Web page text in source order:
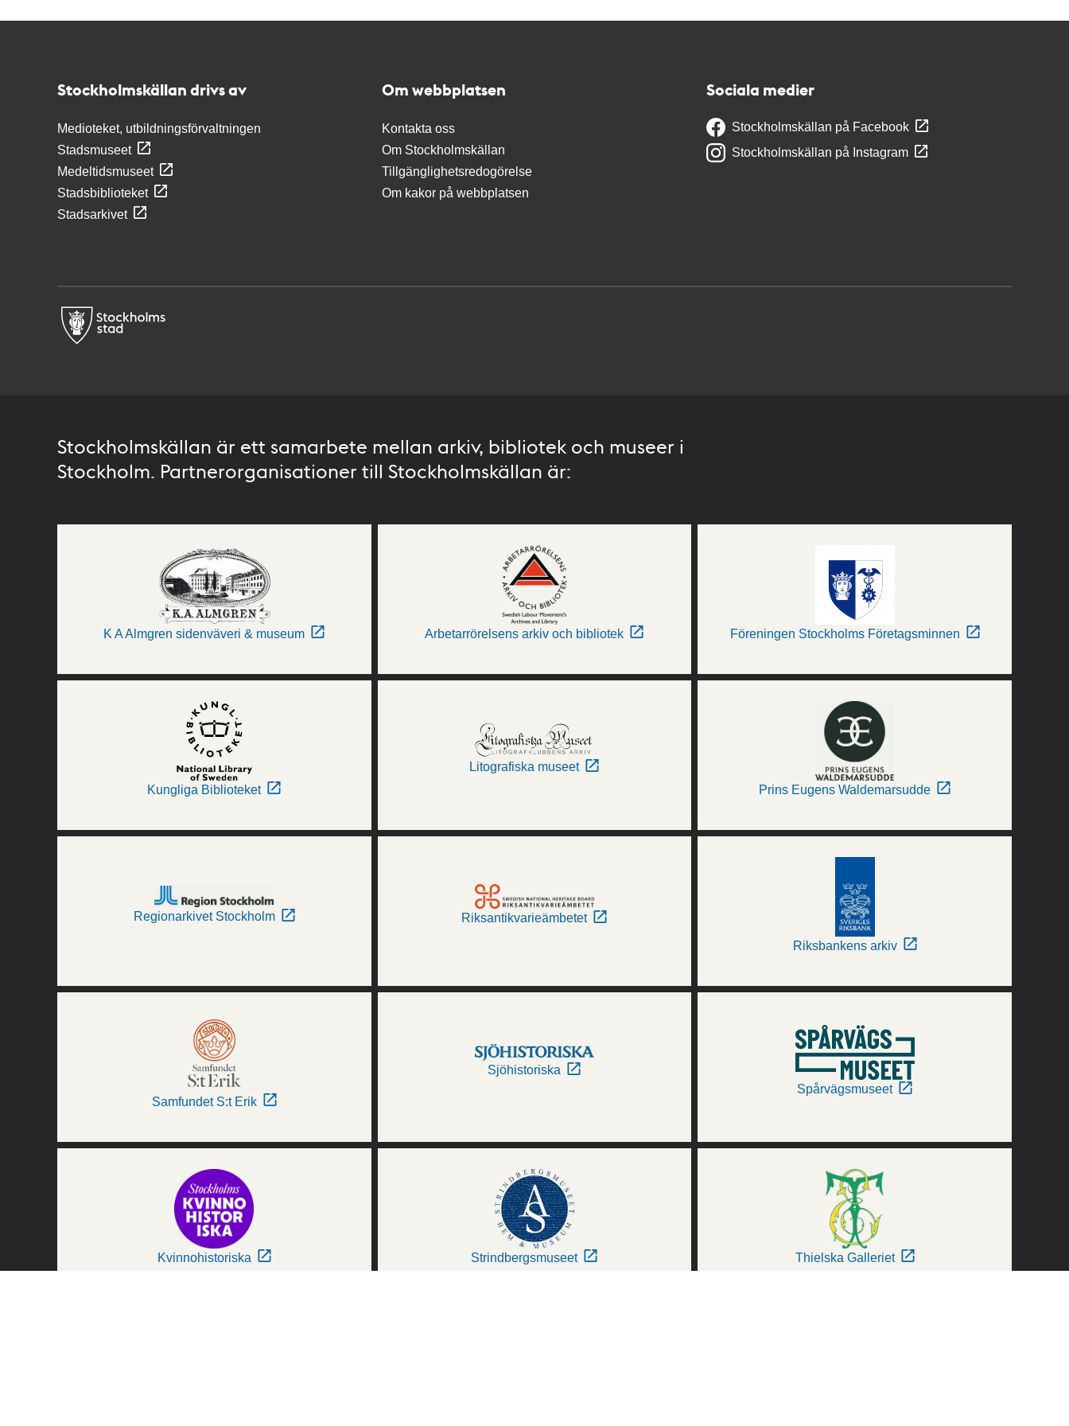
Stockholmskällan drivs av
Medioteket, utbildningsförvaltningen
Stadsmuseet
Medeltidsmuseet
Stadsbiblioteket
Stadsarkivet
Om webbplatsen
Kontakta oss
Om Stockholmskällan
Tillgänglighetsredogörelse
Om kakor på webbplatsen
Sociala medier
Stockholmskällan på Facebook
Stockholmskällan på Instagram
Stockholmskällan är ett samarbete mellan arkiv, bibliotek och museer i
Stockholm. Partnerorganisationer till Stockholmskällan är:
K A Almgren sidenväveri & museum Arbetarrörelsens arkiv och bibliotek Föreningen Stockholms Företagsminnen
Kungliga Biblioteket
Litografiska museet
Prins Eugens Waldemarsudde
Regionarkivet Stockholm Riksantikvarieämbetet
Riksbankens arkiv
Samfundet S:t Erik
Sjöhistoriska
Spårvägsmuseet
Kvinnohistoriska Strindbergsmuseet Thielska Galleriet